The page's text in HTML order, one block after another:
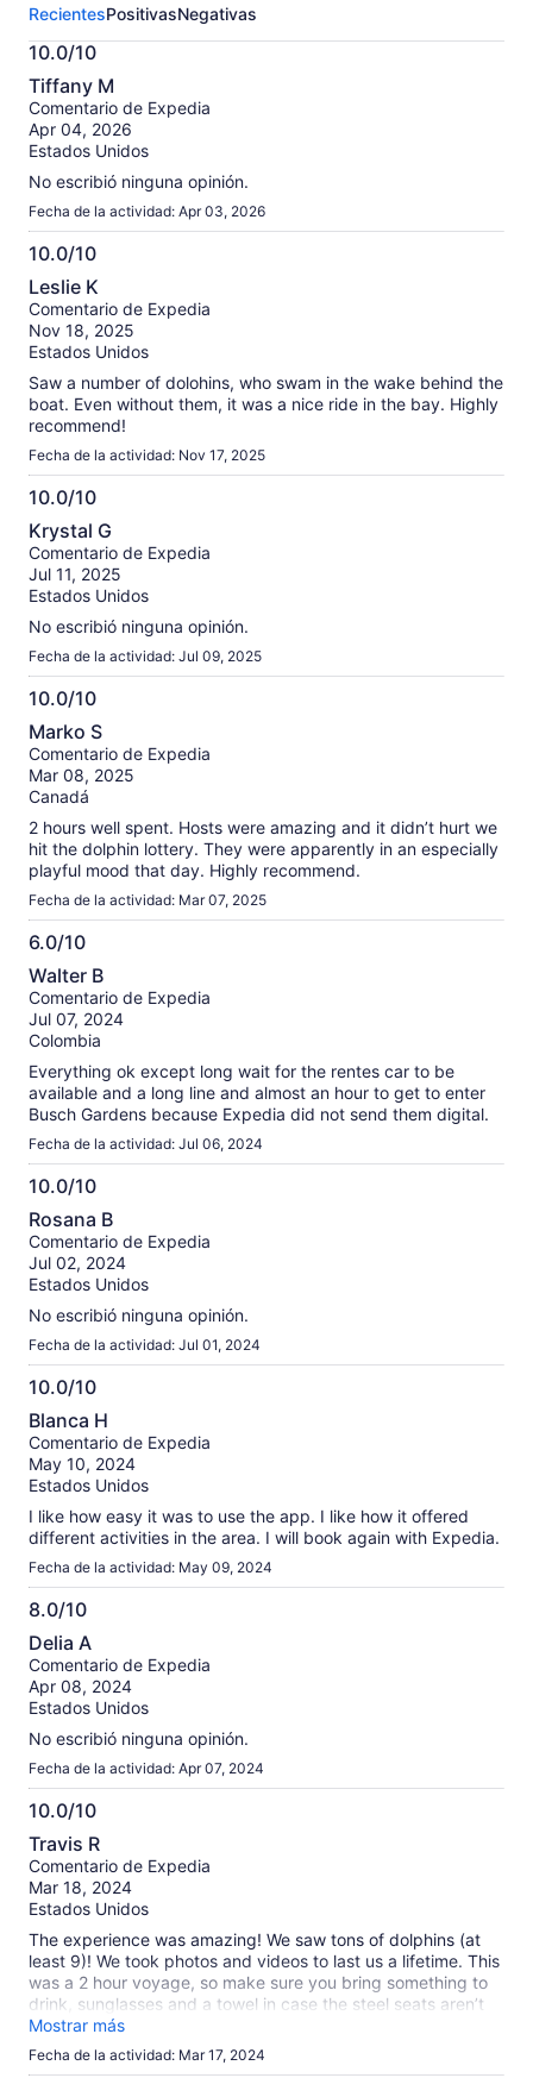
esta
actividad.
Más
información
sobre
nuestras
opiniones
RecientesPositivasNegativas
10.0/10
10.0
de
10
Tiffany M
Comentario de Expedia
Apr 04, 2026
Estados Unidos
No escribió ninguna opinión.
Fecha de la actividad: Apr 03, 2026
10.0/10
10.0
de
10
Leslie K
Comentario de Expedia
Nov 18, 2025
Estados Unidos
Saw a number of dolohins, who swam in the wake behind the
boat. Even without them, it was a nice ride in the bay. Highly
recommend!
Fecha de la actividad: Nov 17, 2025
10.0/10
10.0
de
10
Krystal G
Comentario de Expedia
Jul 11, 2025
Estados Unidos
No escribió ninguna opinión.
Fecha de la actividad: Jul 09, 2025
10.0/10
10.0
de
10
Marko S
Comentario de Expedia
Mar 08, 2025
Canadá
2 hours well spent. Hosts were amazing and it didn’t hurt we
hit the dolphin lottery. They were apparently in an especially
playful mood that day. Highly recommend.
Fecha de la actividad: Mar 07, 2025
6.0/10
6.0
de
10
Walter B
Comentario de Expedia
Jul 07, 2024
Colombia
Everything ok except long wait for the rentes car to be
available and a long line and almost an hour to get to enter
Busch Gardens because Expedia did not send them digital.
Fecha de la actividad: Jul 06, 2024
10.0/10
10.0
de
10
Rosana B
Comentario de Expedia
Jul 02, 2024
Estados Unidos
No escribió ninguna opinión.
Fecha de la actividad: Jul 01, 2024
10.0/10
10.0
de
10
Blanca H
Comentario de Expedia
May 10, 2024
Estados Unidos
I like how easy it was to use the app. I like how it offered
different activities in the area. I will book again with Expedia.
Fecha de la actividad: May 09, 2024
8.0/10
8.0
de
10
Delia A
Comentario de Expedia
Apr 08, 2024
Estados Unidos
No escribió ninguna opinión.
Fecha de la actividad: Apr 07, 2024
10.0/10
10.0
de
10
Travis R
Comentario de Expedia
Mar 18, 2024
Estados Unidos
The experience was amazing! We saw tons of dolphins (at
least 9)! We took photos and videos to last us a lifetime. This
was a 2 hour voyage, so make sure you bring something to
drink, sunglasses and a towel in case the steel seats aren’t
comfy to you. But no complaints at all. Great captain and the
deck hand was nice as well. Definitely worth the money!
Mostrar más
Fecha de la actividad: Mar 17, 2024